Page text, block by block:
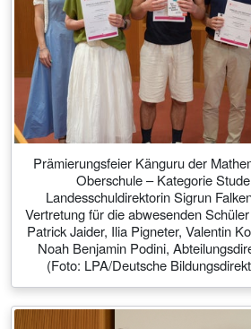
Prämierungsfeier Känguru der
Oberschule – Kategorie
Landesschuldirektorin Sigrun
Vertretung für die abwesenden
Patrick Jaider, Ilia Pigneter, Valentin
Noah Benjamin Podini,
(Foto: LPA/Deutsche